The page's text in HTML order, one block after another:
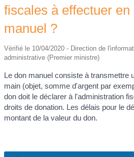
fiscales à effectuer en
manuel ?
Vérifié le 10/04/2020 - Direction de
administrative (Premier ministre)
Le don manuel consiste à transmettre
main (objet, somme d'argent par
don doit le déclarer à l'administration
droits de donation. Les délais pour le
montant de la valeur du don.